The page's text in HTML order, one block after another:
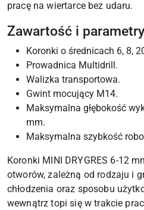
pracę na wiertarce bez udaru.
Zawartość i
Koronki o średnicach 6, 8,
Prowadnica Multidrill.
Walizka transportowa.
Gwint mocujący M14.
Maksymalna głębokość
mm.
Maksymalna szybkość
Koronki MINI DRYGRES 6-12
otworów, zależną od rodzaju i
chłodzenia oraz sposobu
wewnątrz topi się w trakcie